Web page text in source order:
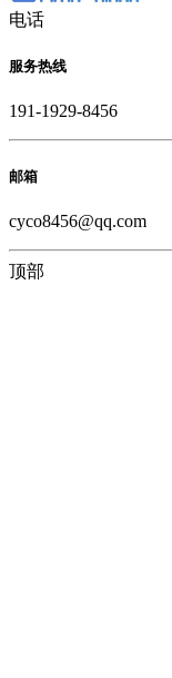
电话
服务热线
191-1929-8456
邮箱
cyco8456@qq.com
顶部